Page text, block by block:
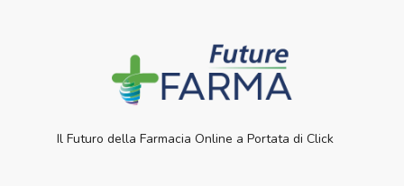
Il Futuro della Farmacia Online a Portata di Click